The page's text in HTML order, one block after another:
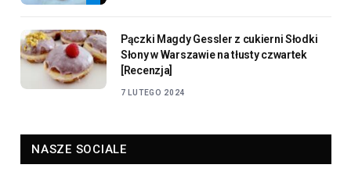
Pączki Magdy Gessler z cukierni Słodki
Słony w Warszawie na tłusty czwartek
[Recenzja]
7 LUTEGO 2024
NASZE SOCIALE